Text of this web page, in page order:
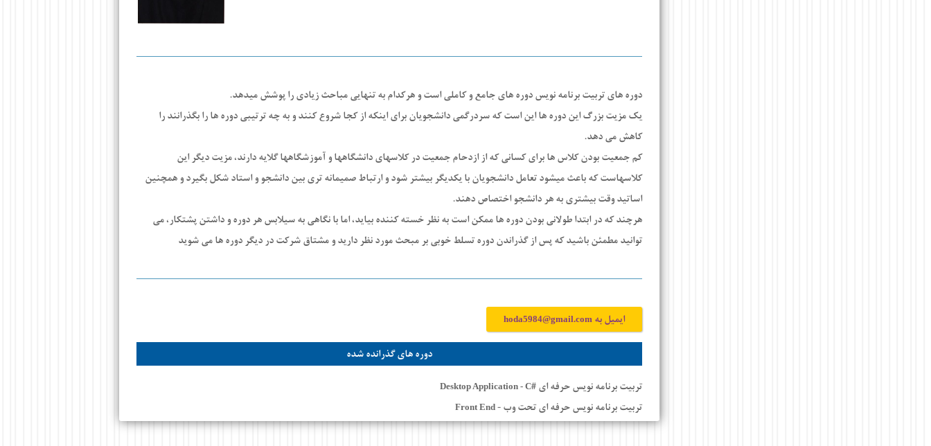
دوره های تربیت برنامه نویس دوره های جامع و کاملی است و هرکدام به تنهایی مباحث زیادی را پوشش میدهد.
یک مزیت بزرگ این دوره ها این است که سردرگمی دانشجویان برای اینکه از کجا شروع کنند و به چه ترتیبی دوره ها را بگذرانند را
کاهش می دهد.
کم جمعیت بودن کلاس ها برای کسانی که از ازدحام جمعیت در کلاسهای دانشگاهها و آموزشگاهها گلایه دارند، مزیت دیگر این
کلاسهاست که باعث میشود تعامل دانشجویان با یکدیگر بیشتر شود و ارتباط صمیمانه تری بین دانشجو و استاد شکل بگیرد و همچنین
اساتید وقت بیشتری به هر دانشجو اختصاص دهند.
هرچند که در ابتدا طولانی بودن دوره ها ممکن است به نظر خسته کننده بیاید، اما با نگاهی به سیلابس هر دوره و داشتن پشتکار، می
توانید مطمئن باشید که پس از گذراندن دوره تسلط خوبی بر مبحث مورد نظر دارید و مشتاق شرکت در دیگر دوره ها می شوید
ایمیل به hoda5984@gmail.com
دوره های گذرانده شده
تربیت برنامه نویس حرفه ای #Desktop Application - C
تربیت برنامه نویس حرفه ای تحت وب - Front End